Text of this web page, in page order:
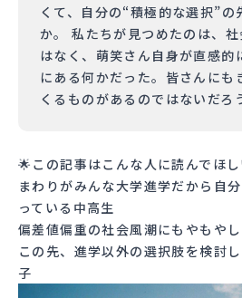
くて、自分の“積極的な選択”の
か。 私たちが見つめたのは、
はなく、萌笑さん自身が直感的
にある何かだった。皆さんにも
くるものがあるのではないだろ
🌟この記事はこんな人に読んでほし
まわりがみんな大学進学だから自
っている中高生
偏差値偏重の社会風潮にもやもや
この先、進学以外の選択肢を検討
子